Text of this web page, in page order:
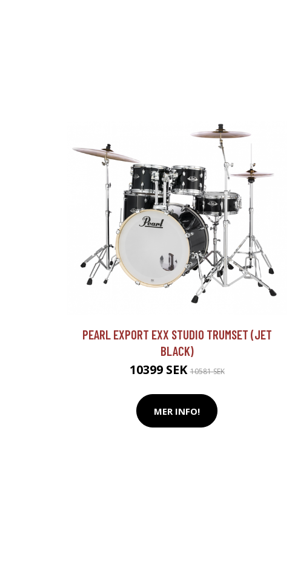
PEARL EXPORT EXX STUDIO TRUMSET (JET
BLACK)
10399 SEK10581 SEK
MER INFO!